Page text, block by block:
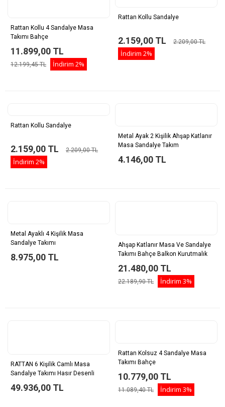
Rattan Kollu 4 Sandalye Masa
Takımı Bahçe
11.899,00 TL
12.199,45 TL İndirim 2%
Rattan Kollu Sandalye
2.159,00 TL 2.209,00 TL
İndirim 2%
Rattan Kollu Sandalye
2.159,00 TL 2.209,00 TL
İndirim 2%
Metal Ayak 2 Kişilik Ahşap Katlanır
Masa Sandalye Takım
4.146,00 TL
Metal Ayaklı 4 Kişilik Masa
Sandalye Takımı
8.975,00 TL
Ahşap Katlanır Masa Ve Sandalye
Takımı Bahçe Balkon Kurutmalık
21.480,00 TL
22.189,90 TL İndirim 3%
RATTAN 6 Kişilik Camlı Masa
Sandalye Takımı Hasır Desenli
49.936,00 TL
Rattan Kolsuz 4 Sandalye Masa
Takımı Bahçe
10.779,00 TL
11.089,40 TL İndirim 3%